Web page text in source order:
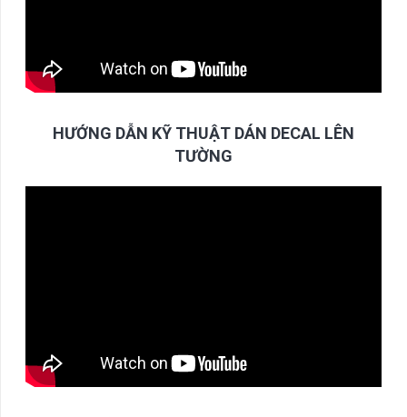
HƯỚNG DẪN KỸ THUẬT DÁN DECAL LÊN
TƯỜNG